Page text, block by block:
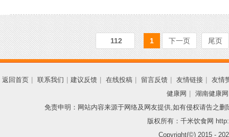
112 1 下一页 尾页
返回首页 联系我们 建议反馈 在线投稿 留言反馈 友情链接
友情
健康网
湖南健康网
免责申明：网站内容来源于网络及网友提供,如有侵权请告之
版权所有：千米饮食网
Copyright(©) 2015 -